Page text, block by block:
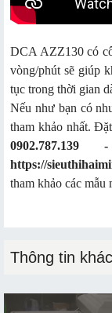
DCA AZZ130 có
vòng/phút sẽ giúp
tục trong thời gian
Nếu như bạn có
tham khảo nhất.
0902.787.139
https://
tham khảo các mẫu
Thông tin khác